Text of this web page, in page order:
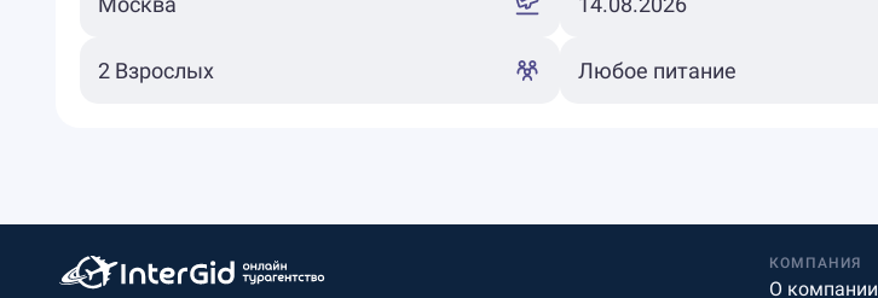
КОМПАНИЯ
О компании